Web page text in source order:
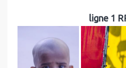
ligne 1